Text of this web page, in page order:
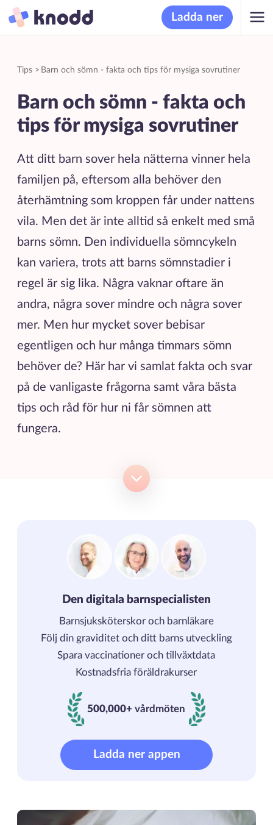
Ladda ner
Tips> Barn och sömn - fakta och tips för mysiga sovrutiner
Barn och sömn - fakta och
tips för mysiga sovrutiner
Att ditt barn sover hela nätterna vinner hela
familjen på, eftersom alla behöver den
återhämtning som kroppen får under nattens
vila. Men det är inte alltid så enkelt med små
barns sömn. Den individuella sömncykeln
kan variera, trots att barns sömnstadier i
regel är sig lika. Några vaknar oftare än
andra, några sover mindre och några sover
mer. Men hur mycket sover bebisar
egentligen och hur många timmars sömn
behöver de? Här har vi samlat fakta och svar
på de vanligaste frågorna samt våra bästa
tips och råd för hur ni får sömnen att
fungera.
Den digitala barnspecialisten
Barnsjuksköterskor och barnläkare
Följ din graviditet och ditt barns utveckling
Spara vaccinationer och tillväxtdata
Kostnadsfria föräldrakurser
500000+ vårdmöten
500,000+ vårdmöten
Ladda ner appen